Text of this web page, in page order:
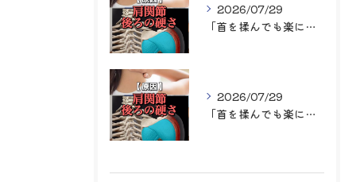
2026/07/29
「首を揉んでも楽になるのはその場だけ…」
2026/07/29
「首を揉んでも楽になるのはその場だけ…」